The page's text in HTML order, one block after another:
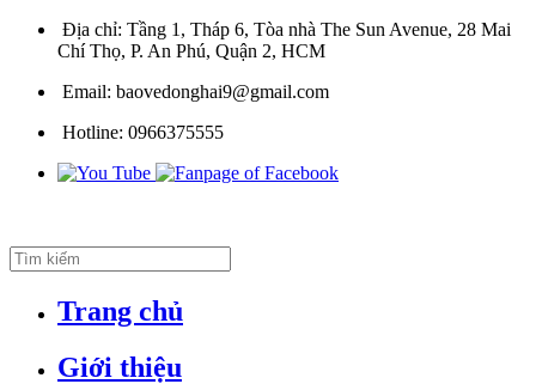
Địa chỉ: Tầng 1, Tháp 6, Tòa nhà The Sun Avenue, 28 Mai
Chí Thọ, P. An Phú, Quận 2, HCM
Email: baovedonghai9@gmail.com
Hotline: 0966375555
Trang chủ
Giới thiệu